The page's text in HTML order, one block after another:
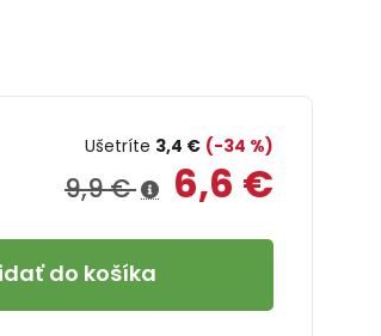
Ušetríte 3,4 € (-34 %)
9,9 € 6,6 €
do košíka